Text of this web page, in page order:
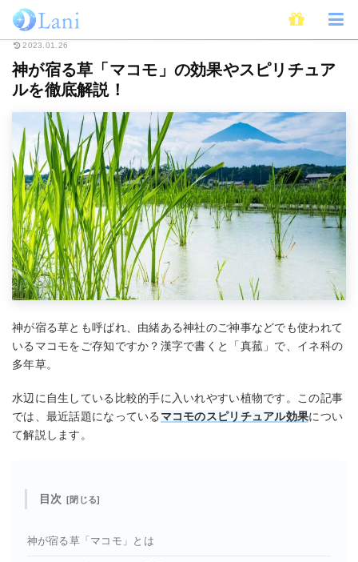
ホーム スピリチュアル 神が宿る草「マコモ」の効果やスピリチュアルを
2023.01.26
神が宿る草「マコモ」の効果やスピリチュア
ルを徹底解説！
神が宿る草とも呼ばれ、由緒ある神社のご神事などでも使われて
いるマコモをご存知ですか？漢字で書くと「真菰」で、イネ科の
多年草。
水辺に自生している比較的手に入いれやすい植物です。この記事
では、最近話題になっている マコモのスピリチュアル効果につい
て解説します。
目次
神が宿る草「マコモ」とは